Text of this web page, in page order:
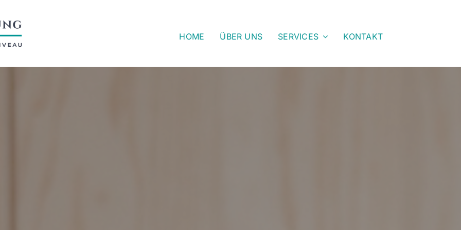
HOME ÜBER UNS SERVICES KONTAKT